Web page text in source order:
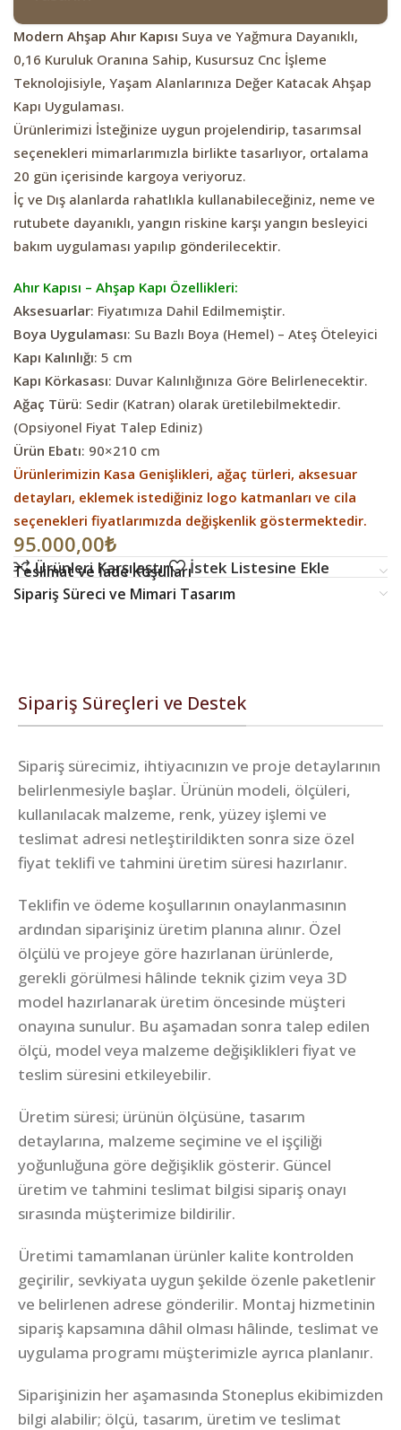
Modern Ahşap Ahır Kapısı Suya ve Yağmura Dayanıklı,
0,16 Kuruluk Oranına Sahip, Kusursuz Cnc İşleme
Teknolojisiyle, Yaşam Alanlarınıza Değer Katacak Ahşap
Kapı Uygulaması.
Ürünlerimizi İsteğinize uygun projelendirip, tasarımsal
seçenekleri mimarlarımızla birlikte tasarlıyor, ortalama
20 gün içerisinde kargoya veriyoruz.
İç ve Dış alanlarda rahatlıkla kullanabileceğiniz, neme ve
rutubete dayanıklı, yangın riskine karşı yangın besleyici
bakım uygulaması yapılıp gönderilecektir.
Ahır Kapısı – Ahşap Kapı Özellikleri:
Aksesuarlar: Fiyatımıza Dahil Edilmemiştir.
Boya Uygulaması: Su Bazlı Boya (Hemel) – Ateş Öteleyici
Kapı Kalınlığı: 5 cm
Kapı Körkasası: Duvar Kalınlığınıza Göre Belirlenecektir.
Ağaç Türü: Sedir (Katran) olarak üretilebilmektedir.
(Opsiyonel Fiyat Talep Ediniz)
Ürün Ebatı: 90×210 cm
Ürünlerimizin Kasa Genişlikleri, ağaç türleri, aksesuar
detayları, eklemek istediğiniz logo katmanları ve cila
seçenekleri fiyatlarımızda değişkenlik göstermektedir.
95.000,00₺
Ürünleri Karşılaştır İstek Listesine Ekle
Teslimat ve İade Koşulları
Sipariş Süreci ve Mimari Tasarım
Sipariş Süreçleri ve Destek
Sipariş sürecimiz, ihtiyacınızın ve proje detaylarının
belirlenmesiyle başlar. Ürünün modeli, ölçüleri,
kullanılacak malzeme, renk, yüzey işlemi ve
teslimat adresi netleştirildikten sonra size özel
fiyat teklifi ve tahmini üretim süresi hazırlanır.
Teklifin ve ödeme koşullarının onaylanmasının
ardından siparişiniz üretim planına alınır. Özel
ölçülü ve projeye göre hazırlanan ürünlerde,
gerekli görülmesi hâlinde teknik çizim veya 3D
model hazırlanarak üretim öncesinde müşteri
onayına sunulur. Bu aşamadan sonra talep edilen
ölçü, model veya malzeme değişiklikleri fiyat ve
teslim süresini etkileyebilir.
Üretim süresi; ürünün ölçüsüne, tasarım
detaylarına, malzeme seçimine ve el işçiliği
yoğunluğuna göre değişiklik gösterir. Güncel
üretim ve tahmini teslimat bilgisi sipariş onayı
sırasında müşterimize bildirilir.
Üretimi tamamlanan ürünler kalite kontrolden
geçirilir, sevkiyata uygun şekilde özenle paketlenir
ve belirlenen adrese gönderilir. Montaj hizmetinin
sipariş kapsamına dâhil olması hâlinde, teslimat ve
uygulama programı müşterimizle ayrıca planlanır.
Siparişinizin her aşamasında Stoneplus ekibimizden
bilgi alabilir; ölçü, tasarım, üretim ve teslimat